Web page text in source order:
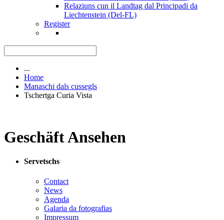
Relaziuns cun il Landtag dal Principadi da
Liechtenstein (Del-FL)
Register
...
Home
Manaschi dals cussegls
Tschertga Curia Vista
Geschäft Ansehen
Servetschs
Contact
News
Agenda
Galaria da fotografias
Impressum